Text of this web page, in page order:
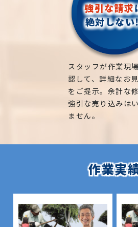
強引な請求
絶対しな
スタッフが作業現
認して、詳細なお
をご提示。余計な
強引な売り込みは
ません。
作業実